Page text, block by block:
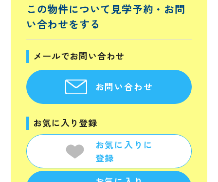
この物件について見学予約・ お問
い合わせをする
メールでお問い合わせ
お問い合わせ
お気に入り登録
お気に入りに
登録